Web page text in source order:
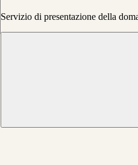
Servizio di presentazione della